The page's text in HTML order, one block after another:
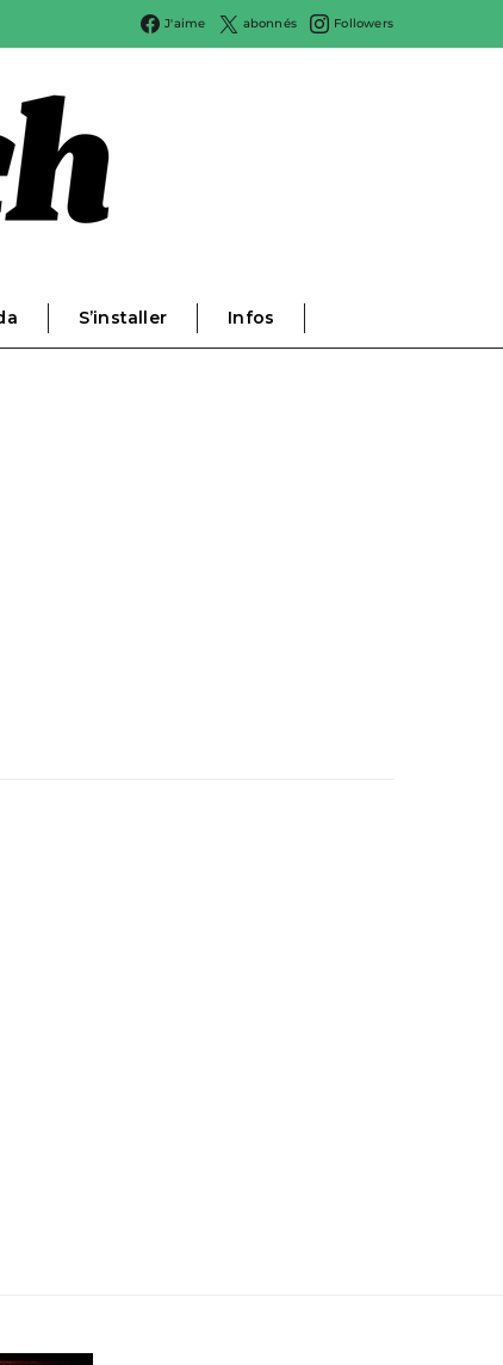
J'aime abonnés Followers
S’installer Infos